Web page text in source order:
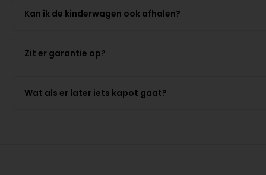
Kan ik de kinderwagen ook afhalen?
Zit er garantie op?
Wat als er later iets kapot gaat?